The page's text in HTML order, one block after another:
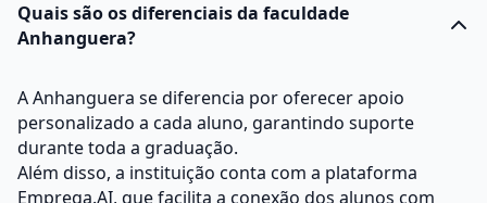
Quais são os diferenciais da faculdade
Anhanguera?
A Anhanguera se diferencia por oferecer apoio
personalizado a cada aluno, garantindo suporte
durante toda a graduação.
Além disso, a instituição conta com a plataforma
Emprega.AI, que facilita a conexão dos alunos com